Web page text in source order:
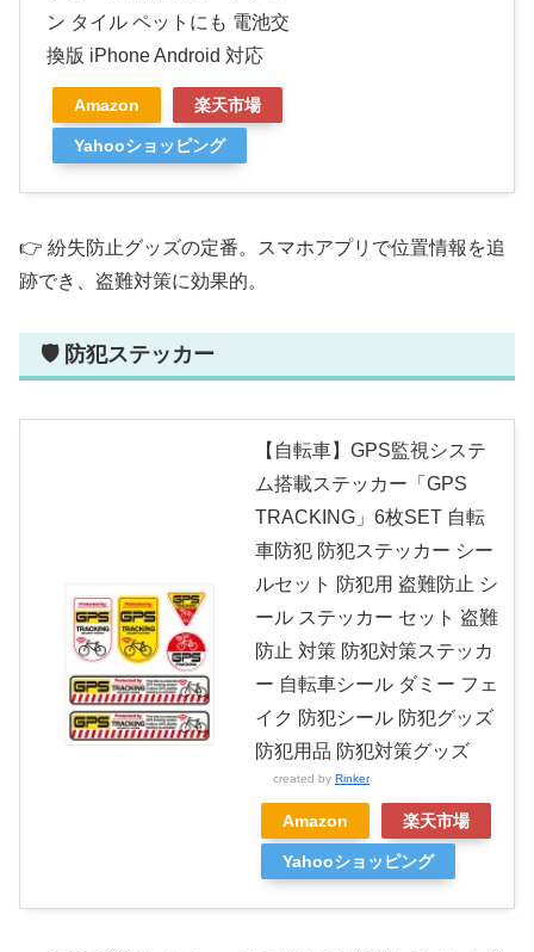
ン タイル ペットにも 電池交
換版 iPhone Android 対応
Amazon 楽天市場
Yahooショッピング
👉 紛失防止グッズの定番。スマホアプリで位置情報を追
跡でき、盗難対策に効果的。
🛡 防犯ステッカー
【自転車】GPS監視システ
ム搭載ステッカー「GPS
TRACKING」6枚SET 自転
車防犯 防犯ステッカー シー
ルセット 防犯用 盗難防止 シ
ール ステッカー セット 盗難
防止 対策 防犯対策ステッカ
ー 自転車シール ダミー フェ
イク 防犯シール 防犯グッズ
防犯用品 防犯対策グッズ
created by Rinker
Amazon 楽天市場
Yahooショッピング